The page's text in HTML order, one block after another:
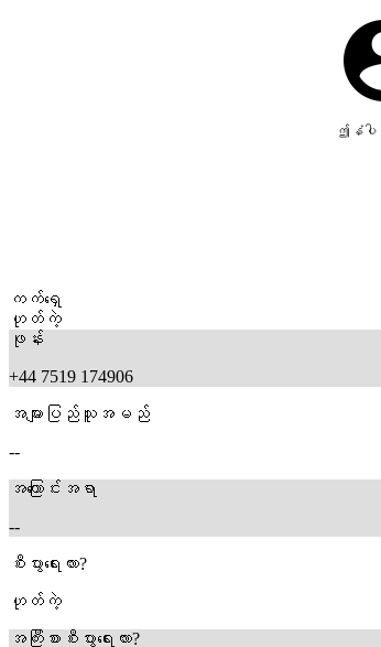
ဤနံပ
ကက်ရှေ
ဟုတ်ကဲ့
ဖုန်း
+44 7519 174906
အများပြည်သူအမည်
--
အကြောင်းအရာ
--
စီးပွားရေးလား?
ဟုတ်ကဲ့
အကြီးစားစီးပွားရေးလား?